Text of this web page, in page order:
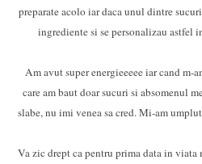
preparate acolo iar daca unul dintre
ingrediente si se personalizau astfel
Am avut super energieeeee iar cand m-
care am baut doar sucuri si absomenul
slabe, nu imi venea sa cred. Mi-am
Va zic drept ca pentru prima data in viata